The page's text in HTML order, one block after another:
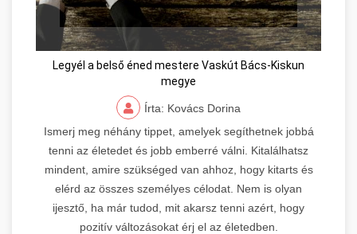
Legyél a belső éned mestere Vaskút Bács-Kiskun
megye
Írta: Kovács Dorina
Ismerj meg néhány tippet, amelyek segíthetnek jobbá
tenni az életedet és jobb emberré válni. Kitalálhatsz
mindent, amire szükséged van ahhoz, hogy kitarts és
elérd az összes személyes célodat. Nem is olyan
ijesztő, ha már tudod, mit akarsz tenni azért, hogy
pozitív változásokat érj el az életedben.